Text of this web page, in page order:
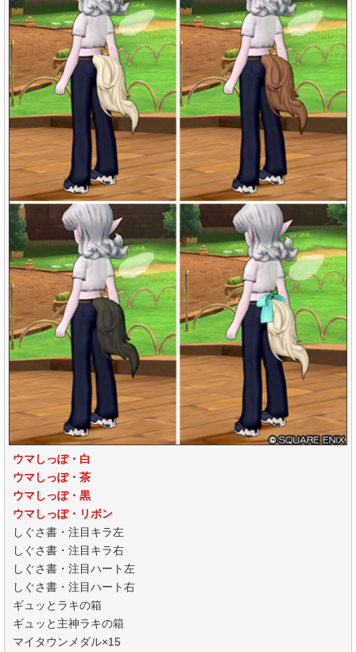
ウマしっぽ・白
ウマしっぽ・茶
ウマしっぽ・黒
ウマしっぽ・リボン
しぐさ書・注目キラ左
しぐさ書・注目キラ右
しぐさ書・注目ハート左
しぐさ書・注目ハート右
ギュッとラキの箱
ギュッと主神ラキの箱
マイタウンメダル×15